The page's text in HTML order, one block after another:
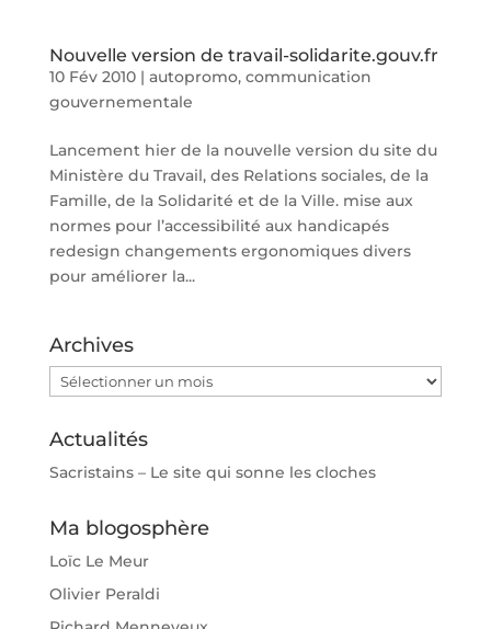
Nouvelle version de travail-solidarite.gouv.fr
10 Fév 2010| autopromo, communication
gouvernementale
Lancement hier de la nouvelle version du site du
Ministère du Travail, des Relations sociales, de la
Famille, de la Solidarité et de la Ville. mise aux
normes pour l’accessibilité aux handicapés
redesign changements ergonomiques divers
pour améliorer la...
Archives
Archives
Actualités
Sacristains – Le site qui sonne les cloches
Ma blogosphère
Loïc Le Meur
Olivier Peraldi